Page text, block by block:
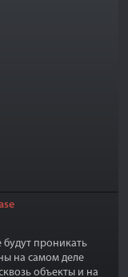
будут проникать
на самом деле
объекты и на